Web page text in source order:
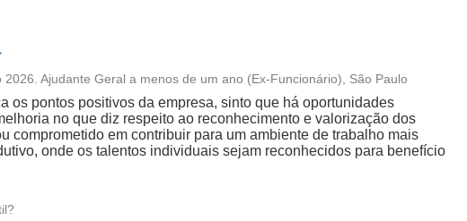
promoção Conciliação com a vida familiar
Benefícios
2026. Ajudante Geral a menos de um ano (Ex-Funcionário), São Paulo
os pontos positivos da empresa, sinto que há oportunidades
no que diz respeito ao reconhecimento e valorização dos
comprometido em contribuir para um ambiente de trabalho mais
onde os talentos individuais sejam reconhecidos para benefício